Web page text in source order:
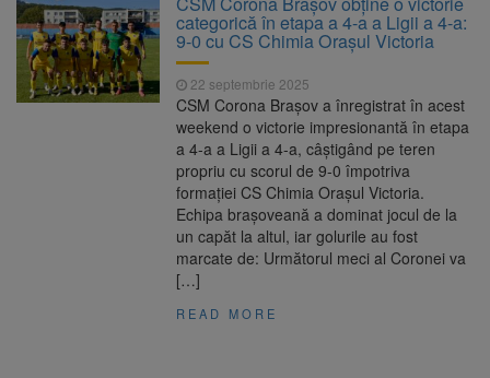
Nivelul Dunării a început să crească
8 august 2026
Asociația Română pentru
Iluminat cere reducerea luminii pe timpul
nopții, nu oprirea iluminatului public
7 august 2026
Trafic blocat pe DN1E Brașov
– Poiana Brașov după un accident. Două
persoane primesc îngrijiri medicale
Se schimbă examenul de
medic specialist. Subiecte unice în toată țara,
aceeași oră și același barem
categorică în etapa a 4-a a Ligii a 4-a:
9-0 cu CS Chimia Orașul Victoria
22 septembrie 2025
CSM Corona Brașov a înregistrat în acest
weekend o victorie impresionantă în etapa
a 4-a a Ligii a 4-a, câștigând pe teren
propriu cu scorul de 9-0 împotriva
formației CS Chimia Orașul Victoria.
Echipa brașoveană a dominat jocul de la
un capăt la altul, iar golurile au fost
marcate de: Următorul meci al Coronei va
[…]
READ MORE